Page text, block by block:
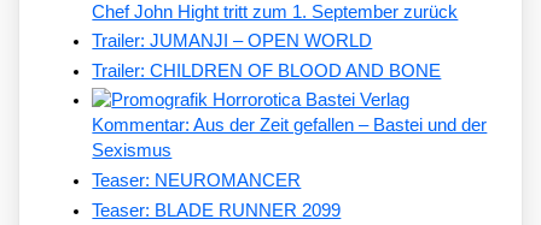
Chef John Hight tritt zum 1. September zurück
Trailer: JUMANJI – OPEN WORLD
Trailer: CHILDREN OF BLOOD AND BONE
Kommentar: Aus der Zeit gefallen – Bastei und der
Sexismus
Teaser: NEUROMANCER
Teaser: BLADE RUNNER 2099